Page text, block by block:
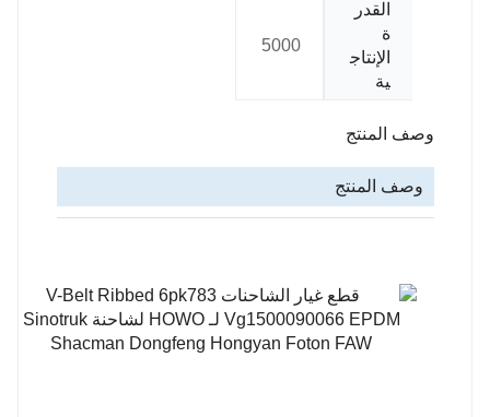
القدر
ة
الإنتاج
ية
5000
وصف المنتج
وصف المنتج